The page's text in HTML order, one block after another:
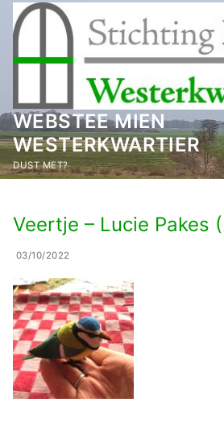
naar
inhoud
WEBSTEE MIEN
WESTERKWARTIER
DUST MET? Zoeken naar:
Veertje – Lucie Pakes
03/10/2022